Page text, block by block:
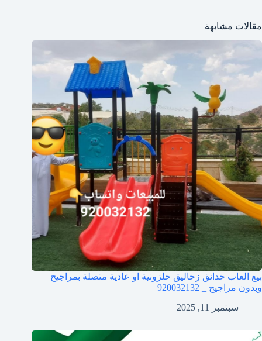
مقالات مشابهة
بيع العاب حدائق زحاليق حلزونية او عادية متصلة بمراجيح
وبدون مراجيح _ 920032132
سبتمبر 11, 2025